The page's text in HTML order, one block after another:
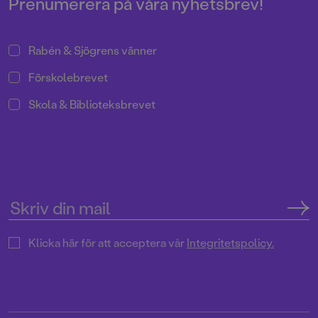
Rabén & Sjögrens vänner
Förskolebrevet
Skola & Biblioteksbrevet
Klicka här för att acceptera vårIntegritetspolicy.